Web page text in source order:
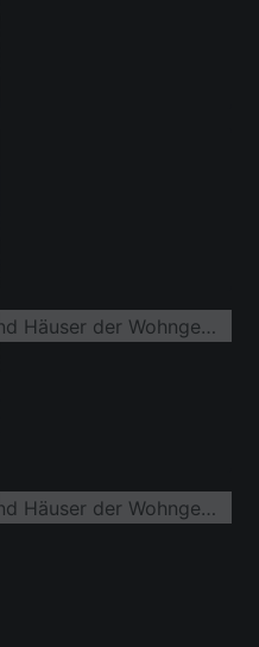
Ortsansicht der Straßen und Häuser der Wohngebiete
Ortsansicht der Straßen und Häuser der Wohngebiete